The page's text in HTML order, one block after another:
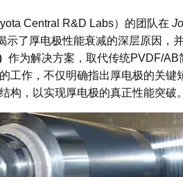
Central R&D Labs） 的团队在
示了厚电极性能衰减的深层原因，
作为解决方案，取代传统PVDF/AB
工作，不仅明确指出厚电极的关键
，以实现厚电极的真正性能突破。